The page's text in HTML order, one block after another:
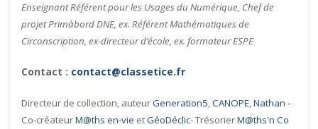
Enseignant Référent pour les Usages du Numérique, Chef de
projet Primàbord DNE, ex. Référent Mathématiques de
Circonscription, ex-directeur d’école, ex. formateur ESPE
Contact : contact@classetice.fr
Directeur de collection, auteurGeneration5,CANOPE,Nathan -
Co-créateurM@ths en-vie etGéoDéclic- TrésorierM@ths'n Co